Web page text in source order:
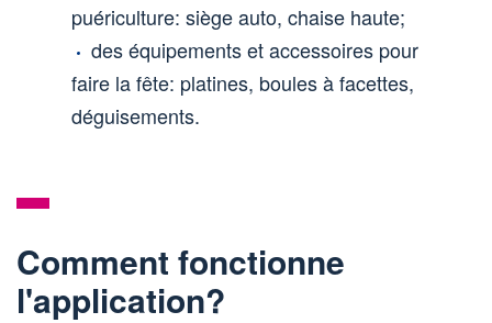
puériculture: siège auto, chaise haute;
des équipements et accessoires pour
faire la fête: platines, boules à facettes,
déguisements.
Comment fonctionne
l'application?